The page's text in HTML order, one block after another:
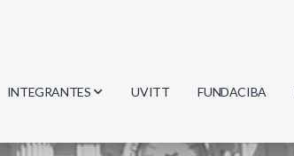
INTEGRANTES
Investigadores
UVITT FUNDACIBA